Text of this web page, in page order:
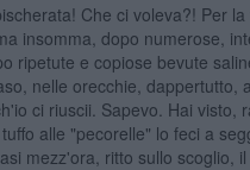
Che ci voleva?! Per
insomma, dopo numerose,
ripetute e copiose bevute
nelle orecchie, dappertutto,
ci riuscii. Sapevo. Hai visto,
alle "pecorelle" lo feci a
mezz'ora, ritto sullo scoglio, il